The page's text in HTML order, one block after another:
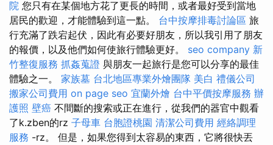
院 您只有在某個地方花了更長的時間，或者最好受到當地
居民的歡迎，才能體驗到這一點。 台中按摩排毒討論區 旅
行充滿了跌宕起伏，因此有必要好朋友，所以我引用了朋友
的報價，以及他們如何使旅行體驗更好。 seo company 新
竹整復服務 抓姦蒐證 與朋友一起旅行是您可以分享的最佳
體驗之一。 家族墓 台北地區專業外燴團隊 美白 禮儀公司
搬家公司費用 on page seo 宜蘭外燴 台中平價按摩服務 辦
護照 壁癌 不間斷的搜索或正在進行，從我們的器官中觀看
了k.zben的rz 子母車 台胞證桃園 清潔公司費用 經絡調理
服務 -rz。 但是，如果您得到太容易的東西，它將很快丟